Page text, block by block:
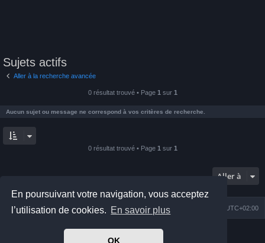
En poursuivant votre navigation, vous acceptez
l’utilisation de cookies. En savoir plus
OK
Sujets actifs
Aller à la recherche avancée
0 résultat trouvé • Page 1 sur 1
Aucun sujet ou message ne correspond à vos critères de recherche.
0 résultat trouvé • Page 1 sur 1
Aller à
Index du forum UTC+02:00
Nous contacter
Développé parphpBB® Forum Software © phpBB Limited
Prosilver Dark Edition by